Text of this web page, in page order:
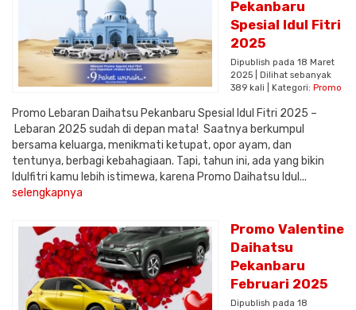
Pekanbaru
Spesial Idul Fitri
2025
Dipublish pada 18 Maret
2025 | Dilihat sebanyak
389 kali | Kategori: Promo
Promo Lebaran Daihatsu Pekanbaru Spesial Idul Fitri 2025 –
Lebaran 2025 sudah di depan mata! Saatnya berkumpul
bersama keluarga, menikmati ketupat, opor ayam, dan
tentunya, berbagi kebahagiaan. Tapi, tahun ini, ada yang bikin
Idulfitri kamu lebih istimewa, karena Promo Daihatsu Idul...
selengkapnya
Promo Valentine
Daihatsu
Pekanbaru
Februari 2025
Dipublish pada 18